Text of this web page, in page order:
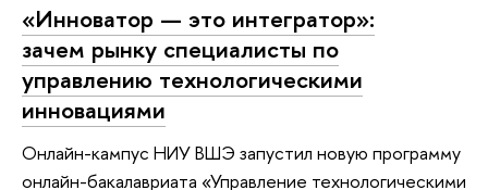
«Инноватор — это интегратор»:
зачем рынку специалисты по
управлению технологическими
инновациями
Онлайн-кампус НИУ ВШЭ запустил новую программу
онлайн-бакалавриата «Управление технологическими